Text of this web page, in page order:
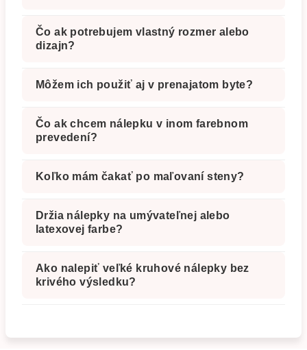
Čo ak potrebujem vlastný rozmer alebo
dizajn?
Môžem ich použiť aj v prenajatom byte?
Čo ak chcem nálepku v inom farebnom
prevedení?
Koľko mám čakať po maľovaní steny?
Držia nálepky na umývateľnej alebo
latexovej farbe?
Ako nalepiť veľké kruhové nálepky bez
krivého výsledku?